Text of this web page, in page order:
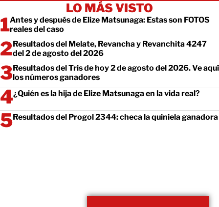
LO MÁS VISTO
Antes y después de Elize Matsunaga: Estas son FOTOS
reales del caso
Resultados del Melate, Revancha y Revanchita 4247
del 2 de agosto del 2026
Resultados del Tris de hoy 2 de agosto del 2026. Ve aquí
los números ganadores
¿Quién es la hija de Elize Matsunaga en la vida real?
Resultados del Progol 2344: checa la quiniela ganadora